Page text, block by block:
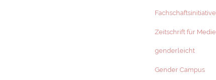
Zeitschrift für
genderleicht
Gender Campus